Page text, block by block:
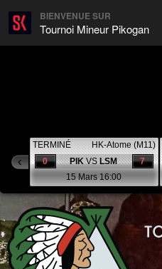
BIENVENUE SUR
Tournoi Mineur Pikogan
TERMINÉ
HK-Atome (M11)
7
0 PIKVSLSM
15 Mars 16:00